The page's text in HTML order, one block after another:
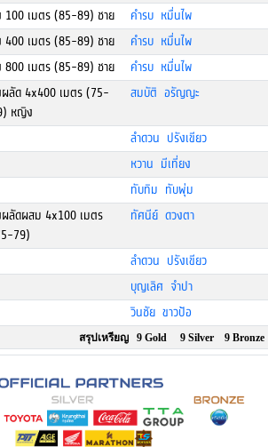
100 เมตร (85-89) ชาย
คำรบ หมื่นไพ
400 เมตร (85-89) ชาย
คำรบ หมื่นไพ
800 เมตร (85-89) ชาย
คำรบ หมื่นไพ
ลัด 4x400 เมตร (75-
หญิง
สมบัติ อรัญญะ
ลำดวน ปรังเขียว
หวาน มีเที่ยง
ทับทิม ทับพุ่ม
ลัดผสม 4x100 เมตร
79)
ทัศนีย์ ดวงตา
ลำดวน ปรังเขียว
บุญเลิศ จำปา
วินชัย ขาวป้อ
สรุปเหรียญ 9 Gold 9 Silver 9 Bronze